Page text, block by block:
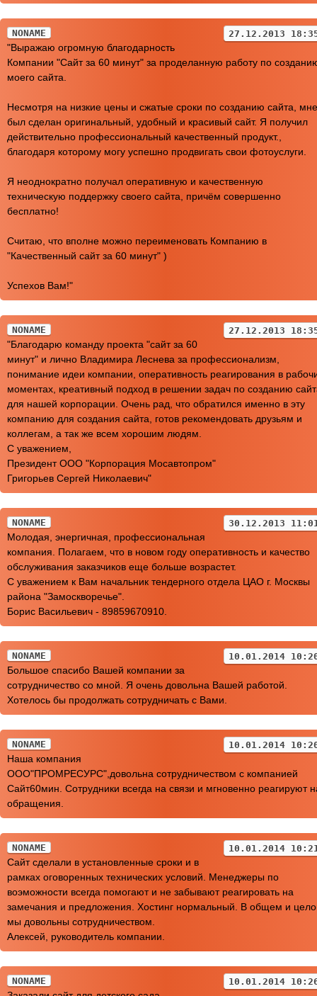
NONAME 27.12.2013
"Выражаю огромную благодарность
Компании "Сайт за 60 минут" за проделанную работу по
моего сайта.
Несмотря на низкие цены и сжатые сроки по созданию сайта, мне
был сделан оригинальный, удобный и красивый сайт. Я получил
действительно профессиональный качественный продукт.,
благодаря которому могу успешно продвигать свои фотоуслуги.
Я неоднократно получал оперативную и качественную
техническую поддержку своего сайта, причём совершенно
бесплатно!
Считаю, что вполне можно переименовать Компанию в
"Качественный сайт за 60 минут" )
Успехов Вам!"
NONAME 27.12.2013
"Благодарю команду проекта "сайт за 60
минут" и лично Владимира Леснева за профессионализм,
понимание идеи компании, оперативность реагирования в
моментах, креативный подход в решении задач по созданию
для нашей корпорации. Очень рад, что обратился именно в эту
компанию для создания сайта, готов рекомендовать друзьям и
коллегам, а так же всем хорошим людям.
С уважением,
Президент ООО "Корпорация Мосавтопром"
Григорьев Сергей Николаевич"
NONAME 30.12.2013
Молодая, энергичная, профессиональная
компания. Полагаем, что в новом году оперативность и качество
обслуживания заказчиков еще больше возрастет.
С уважением к Вам начальник тендерного отдела ЦАО г. Москвы
района "Замоскворечье".
Борис Васильевич - 89859670910.
NONAME 10.01.2014
Большое спасибо Вашей компании за
сотрудничество со мной. Я очень довольна Вашей работой.
Хотелось бы продолжать сотрудничать с Вами.
NONAME 10.01.2014
Наша компания
ООО"ПРОМРЕСУРС",довольна сотрудничеством с компанией
Сайт60мин. Сотрудники всегда на связи и мгновенно реагируют
обращения.
NONAME 10.01.2014
Сайт сделали в установленные сроки и в
рамках оговоренных технических условий. Менеджеры по
воэможности всегда помогают и не забывают реагировать на
замечания и предложения. Хостинг нормальный. В общем и
мы довольны сотрудничеством.
Алексей, руководитель компании.
NONAME 10.01.2014